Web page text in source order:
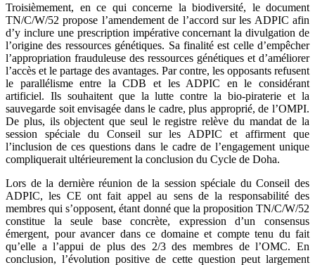
Troisièmement, en ce qui concerne la biodiversité, le document
TN/C/W/52 propose l’amendement de l’accord sur les ADPIC afin
d’y inclure une prescription impérative concernant la divulgation de
l’origine des ressources génétiques. Sa finalité est celle d’empêcher
l’appropriation frauduleuse des ressources génétiques et d’améliorer
l’accès et le partage des avantages. Par contre, les opposants refusent
le parallélisme entre la CDB et les ADPIC en le considérant
artificiel. Ils souhaitent que la lutte contre la bio-piraterie et la
sauvegarde soit envisagée dans le cadre, plus approprié, de l’OMPI.
De plus, ils objectent que seul le registre relève du mandat de la
session spéciale du Conseil sur les ADPIC et affirment que
l’inclusion de ces questions dans le cadre de l’engagement unique
compliquerait ultérieurement la conclusion du Cycle de Doha.
Lors de la dernière réunion de la session spéciale du Conseil des
ADPIC, les CE ont fait appel au sens de la responsabilité des
membres qui s’opposent, étant donné que la proposition TN/C/W/52
constitue la seule base concrète, expression d’un consensus
émergent, pour avancer dans ce domaine et compte tenu du fait
qu’elle a l’appui de plus des 2/3 des membres de l’OMC. En
conclusion, l’évolution positive de cette question peut largement